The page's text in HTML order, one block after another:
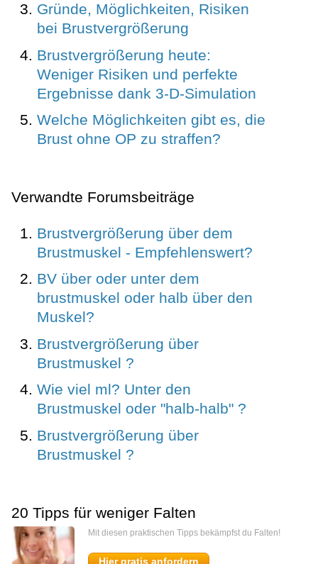
Gründe, Möglichkeiten, Risiken
bei Brustvergrößerung
Brustvergrößerung heute:
Weniger Risiken und perfekte
Ergebnisse dank 3-D-Simulation
Welche Möglichkeiten gibt es, die
Brust ohne OP zu straffen?
Verwandte Forumsbeiträge
Brustvergrößerung über dem
Brustmuskel - Empfehlenswert?
BV über oder unter dem
brustmuskel oder halb über den
Muskel?
Brustvergrößerung über
Brustmuskel ?
Wie viel ml? Unter den
Brustmuskel oder "halb-halb" ?
Brustvergrößerung über
Brustmuskel ?
20 Tipps für weniger Falten
Mit diesen praktischen Tipps bekämpfst du Falten!
Hier gratis anfordern